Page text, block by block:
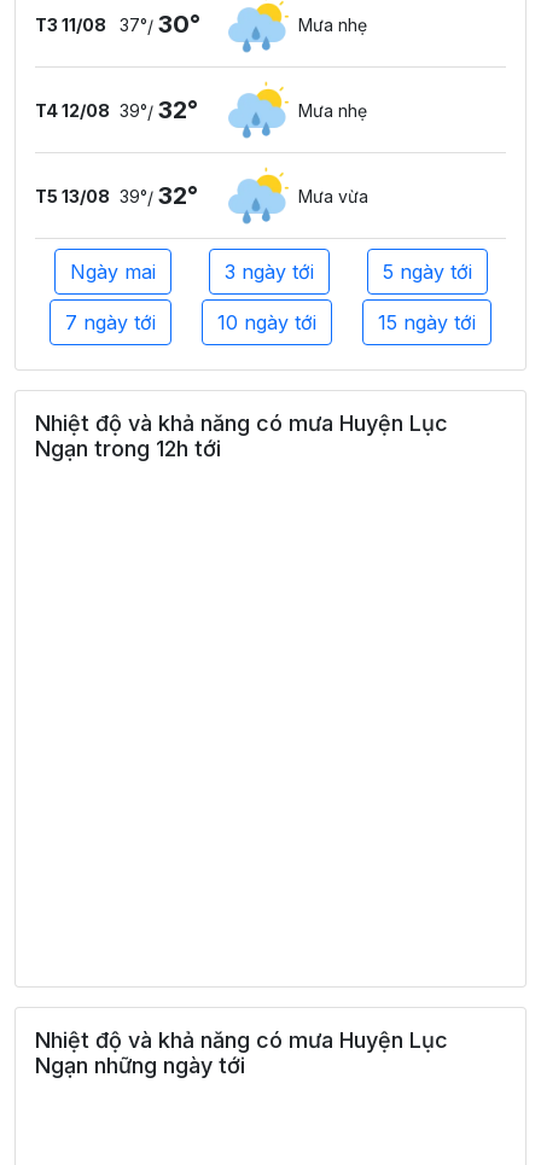
T3 11/08 37°/ 30° Mưa nhẹ
T4 12/08 39°/ 32° Mưa nhẹ
T5 13/08 39°/ 32° Mưa vừa
Ngày mai 3 ngày tới 5 ngày tới
7 ngày tới 10 ngày tới 15 ngày tới
Nhiệt độ và khả năng có mưa Huyện Lục
Ngạn trong 12h tới
Nhiệt độ và khả năng có mưa Huyện Lục
Ngạn những ngày tới